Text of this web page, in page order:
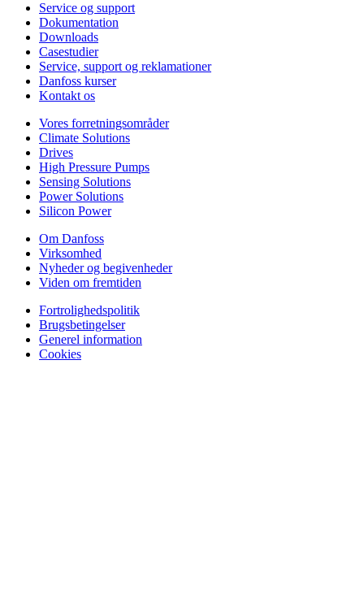
Service og support
Dokumentation
Downloads
Casestudier
Service, support og reklamationer
Danfoss kurser
Kontakt os
Vores forretningsområder
Climate Solutions
Drives
High Pressure Pumps
Sensing Solutions
Power Solutions
Silicon Power
Om Danfoss
Virksomhed
Nyheder og begivenheder
Viden om fremtiden
Fortrolighedspolitik
Brugsbetingelser
Generel information
Cookies